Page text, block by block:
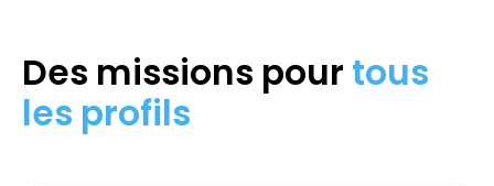
Des missions pour tous
les profils